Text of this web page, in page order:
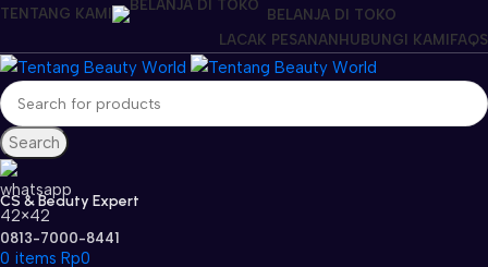
TENTANG KAMI
BELANJA DI TOKO
LACAK PESANAN HUBUNGI KAMI FAQS
Search
CS & Beauty Expert
0813-7000-8441
0 items Rp0